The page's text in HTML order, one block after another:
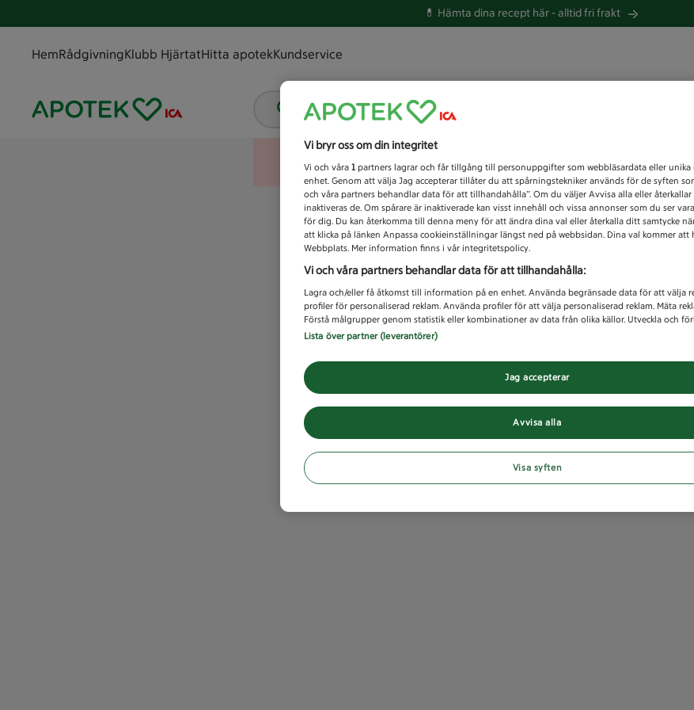
💊 Hämta dina recept här -alltid fri frakt
HemRådgivningKlubb HjärtatHitta apotekKundservice
Vad letar du efter idag?
Unknown error
Vi bryr oss om din integritet
Vi och våra 1 partners lagrar och får tillgång till personuppgifter som webbläsardata eller unika
enhet. Genom att välja Jag accepterar tillåter du att spårningstekniker används för de syften
och våra partners behandlar data för att tillhandahålla”. Om du väljer Avvisa alla eller
inaktiveras de. Om spårare är inaktiverade kan visst innehåll och vissa annonser som du ser
för dig. Du kan återkomma till denna meny för att ändra dina val eller återkalla ditt samtycke
att klicka på länken Anpassa cookieinställningar längst ned på webbsidan. Dina val kommer att
Webbplats. Mer information finns i vår integritetspolicy.
Vi och våra partners behandlar data för att tillhandahålla:
Lagra och/eller få åtkomst till information på en enhet. Använda begränsade data för att välja
profiler för personaliserad reklam. Använda profiler för att välja personaliserad reklam. Mäta
Förstå målgrupper genom statistik eller kombinationer av data från olika källor. Utveckla och
Lista över partner (leverantörer)
Avvisa alla
Jag accepterar
Visa syften